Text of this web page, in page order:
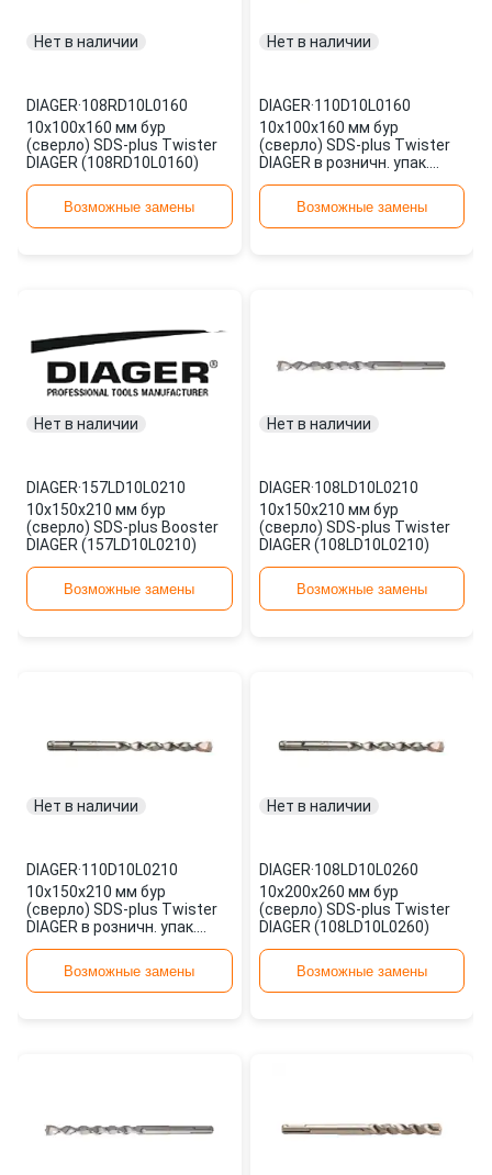
Нет в наличии
DIAGER·108RD10L0160
10х100х160 мм бур
(сверло) SDS-plus Twister
DIAGER (108RD10L0160)
Возможные замены
Нет в наличии
DIAGER·110D10L0160
10х100х160 мм бур
(сверло) SDS-plus Twister
DIAGER в розничн. упак.
Возможные замены
Нет в наличии
DIAGER·157LD10L0210
10х150х210 мм бур
(сверло) SDS-plus Booster
DIAGER (157LD10L0210)
Возможные замены
Нет в наличии
DIAGER·108LD10L0210
10х150х210 мм бур
(сверло) SDS-plus Twister
DIAGER (108LD10L0210)
Возможные замены
Нет в наличии
DIAGER·110D10L0210
10х150х210 мм бур
(сверло) SDS-plus Twister
DIAGER в розничн. упак.
Возможные замены
Нет в наличии
DIAGER·108LD10L0260
10х200х260 мм бур
(сверло) SDS-plus Twister
DIAGER (108LD10L0260)
Возможные замены